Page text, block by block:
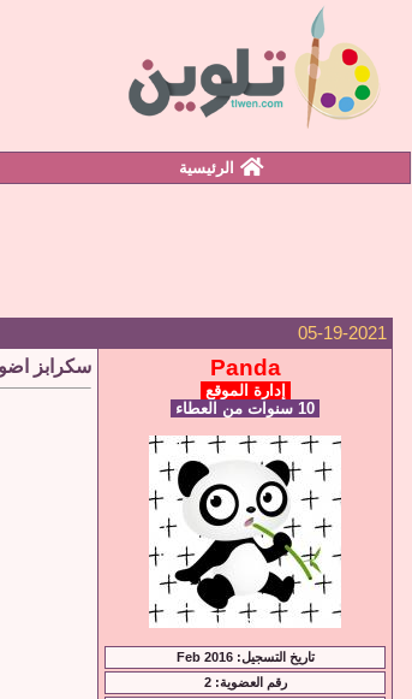
الرئيسية
05-19-2021
Panda
إدارة الموقع
تاريخ التسجيل: Feb 2016
رقم العضوية: 2
سكرابز